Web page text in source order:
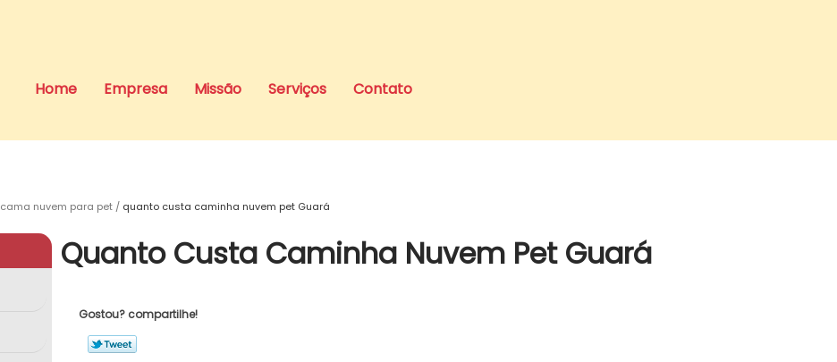
Home Empresa Missão Serviços Contato
cama nuvem para pet quanto custa caminha nuvem pet Guará
Quanto Custa Caminha Nuvem Pet Guará
Gostou? compartilhe!